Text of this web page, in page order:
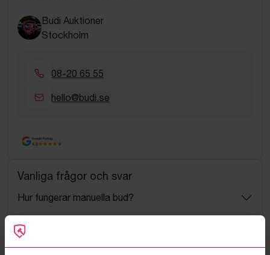
Budi Auktioner
Stockholm
08-20 65 55
hello@budi.se
Google Rating
4.5
Vanliga frågor och svar
Hur fungerar manuella bud?
Vad innebär serviceavgift?